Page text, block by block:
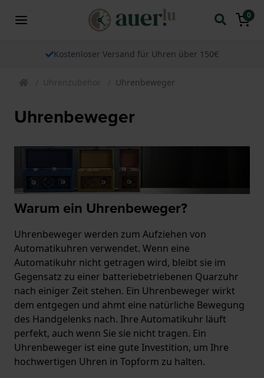
0
Kostenloser Versand für Uhren über 150€
Uhrenzubehor Uhrenbeweger
Uhrenbeweger
Warum ein Uhrenbeweger?
Uhrenbeweger werden zum Aufziehen von
Automatikuhren verwendet. Wenn eine
Automatikuhr nicht getragen wird, bleibt sie im
Gegensatz zu einer batteriebetriebenen Quarzuhr
nach einiger Zeit stehen. Ein Uhrenbeweger wirkt
dem entgegen und ahmt eine natürliche Bewegung
des Handgelenks nach. Ihre Automatikuhr läuft
perfekt, auch wenn Sie sie nicht tragen. Ein
Uhrenbeweger ist eine gute Investition, um Ihre
hochwertigen Uhren in Topform zu halten.